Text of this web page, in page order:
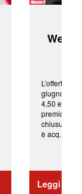
L’offerta
giugno da
4,50 euro
premio di
chiusura
è acq...
Leggi di